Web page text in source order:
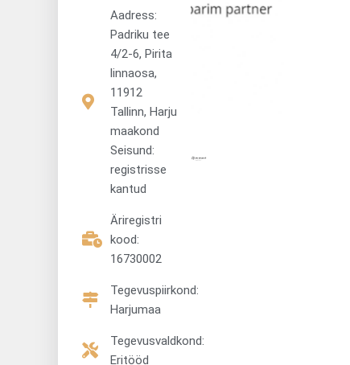
Aadress:
Padriku tee
4/2-6, Pirita
linnaosa,
11912
Tallinn, Harju
maakond
Seisund:
registrisse
kantud
Äriregistri
kood:
16730002
Tegevuspiirkond:
Harjumaa
Tegevusvaldkond:
Eritööd